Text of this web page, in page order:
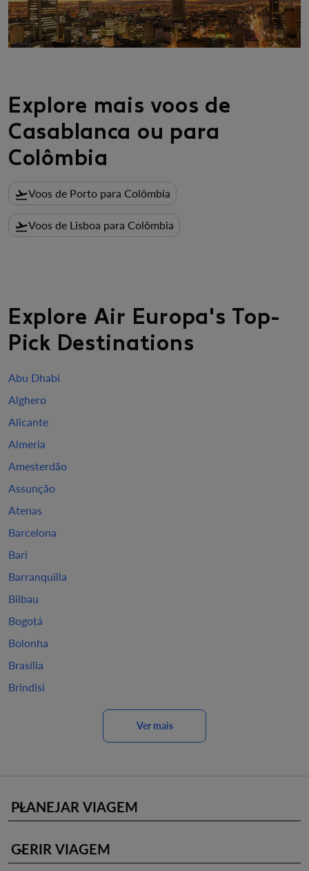
Explore mais voos de
Casablanca ou para
Colômbia
flight_takeoffVoos de Porto para Colômbia
flight_takeoffVoos de Lisboa para Colômbia
Explore Air Europa's Top-
Pick Destinations
Abu Dhabi
Alghero
Alicante
Almeria
Amesterdão
Assunção
Atenas
Barcelona
Bari
Barranquilla
Bilbau
Bogotá
Bolonha
Brasília
Brindisi
Ver mais
PLANEJAR VIAGEM
keyboard_arrow_down
GERIR VIAGEM
keyboard_arrow_down